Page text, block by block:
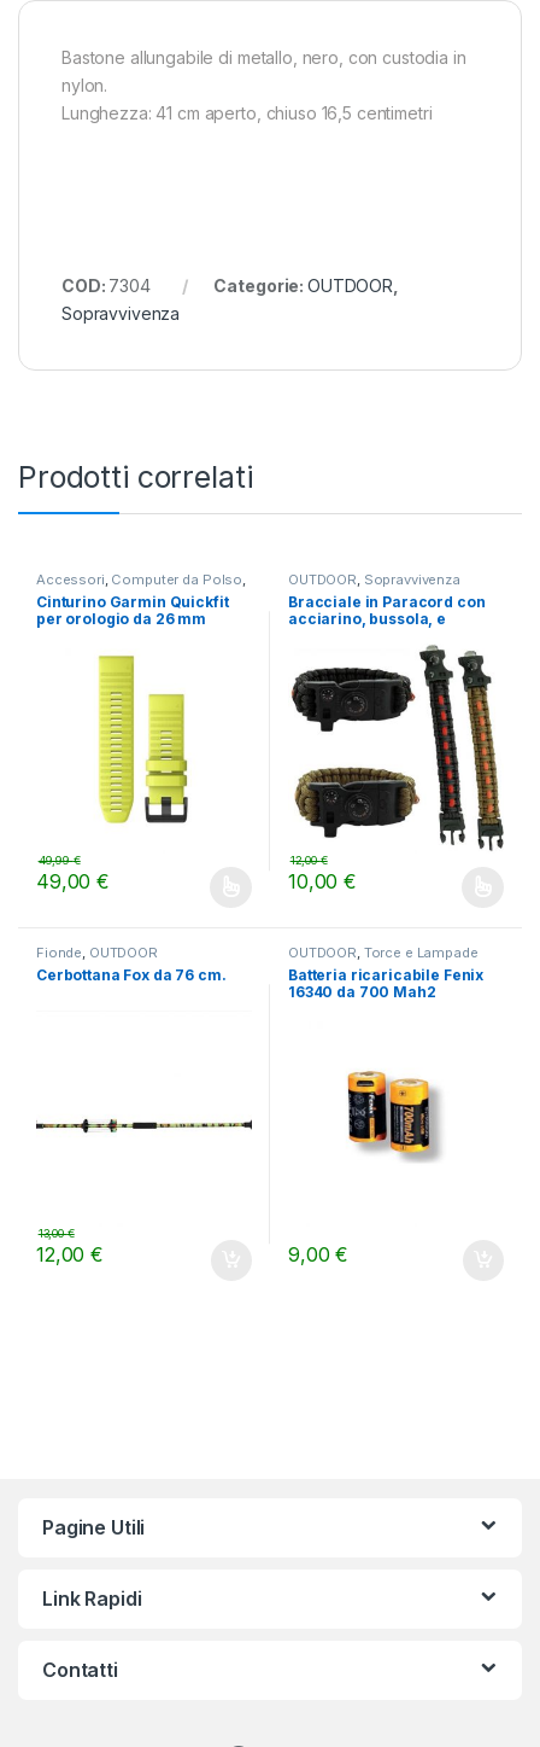
Bastone allungabile di metallo, nero, con custodia in
nylon.
Lunghezza: 41 cm aperto, chiuso 16,5 centimetri
COD: 7304 Categorie: OUTDOOR
Sopravvivenza
Prodotti correlati
Accessori, Computer da Polso,
OUTDOOR
Cinturino Garmin Quickfit
per orologio da 26 mm
49,00€
49,99€
Questo prodotto ha più varianti. Le opzioni possono essere
OUTDOOR, Sopravvivenza
Bracciale in Paracord con
acciarino, bussola, e
10,00€
12,00€
Questo prodotto ha più
Fionde, OUTDOOR
Cerbottana Fox da 76 cm.
12,00€
13,00€
OUTDOOR, Torce e Lampade
Batteria ricaricabile Fenix
16340 da 700 Mah2
9,00€
Pagine Utili
Link Rapidi
Contatti